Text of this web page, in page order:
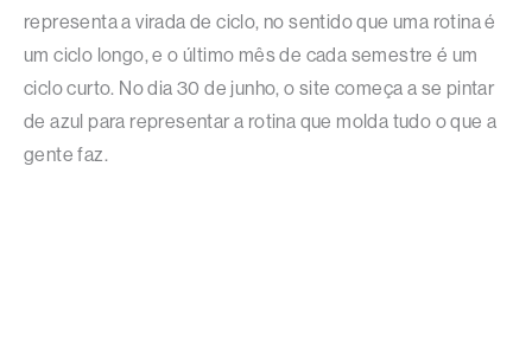
representa a virada de ciclo, no sentido que uma rotina é
um ciclo longo, e o último mês de cada semestre é um
ciclo curto. No dia 30 de junho, o site começa a se pintar
de azul para representar a rotina que molda tudo o que a
gente faz.